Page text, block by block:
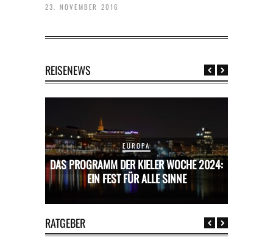
23. NOVEMBER 2016
REISENEWS
EUROPA
DAS PROGRAMM DER KIELER WOCHE 2024:
EIN FEST FÜR ALLE SINNE
RATGEBER